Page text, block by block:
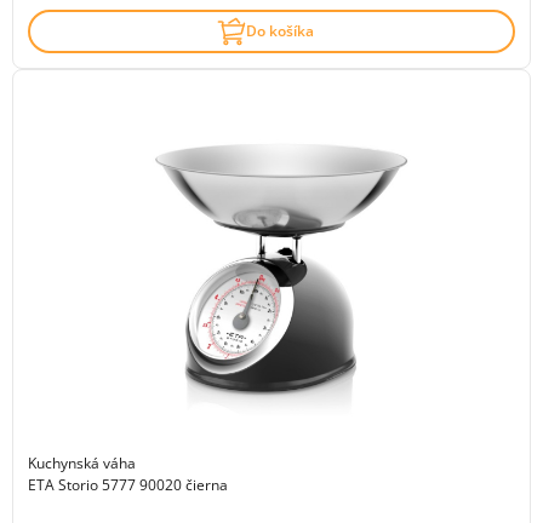
Do košíka
Kuchynská váha
ETA Storio 5777 90020 čierna